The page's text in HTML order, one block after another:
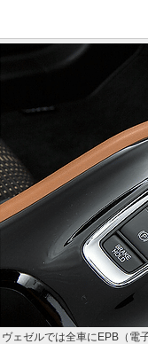
ヴェゼルでは全車にEPB（電